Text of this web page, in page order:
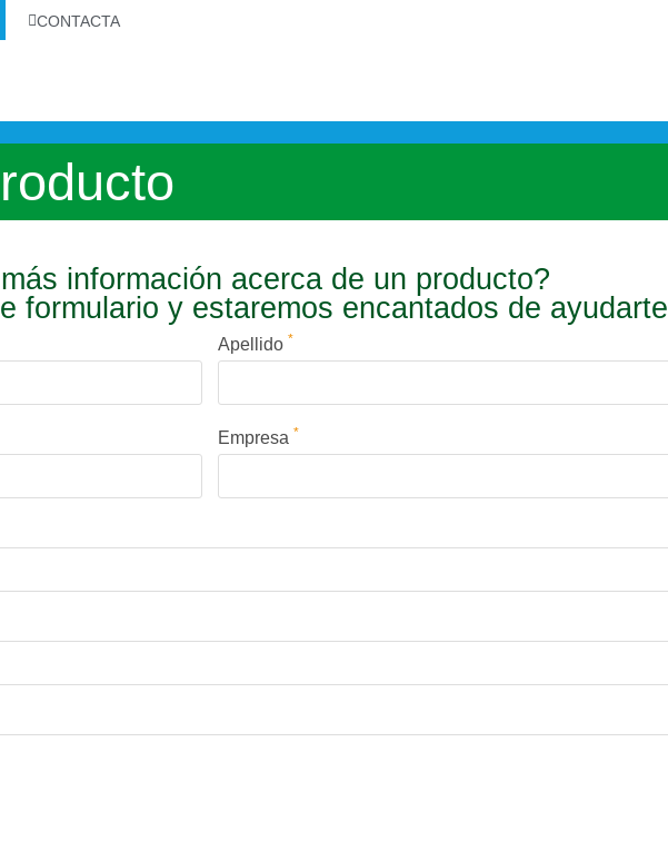
CONTACTA
información acerca de un producto?
formulario y estaremos encantados de ayudarte
Apellido *
Empresa *